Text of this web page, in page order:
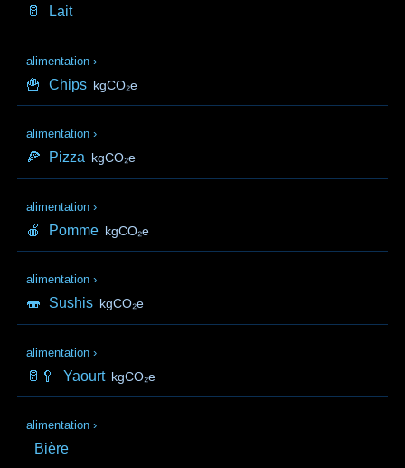
🥛 Lait
alimentation ›
🍟 Chips kgCO₂e
alimentation ›
🍕 Pizza kgCO₂e
alimentation ›
🍎 Pomme kgCO₂e
alimentation ›
🍣 Sushis kgCO₂e
alimentation ›
🥛🥄 Yaourt kgCO₂e
alimentation ›
Bière